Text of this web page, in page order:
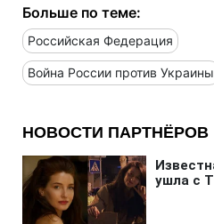
Больше по теме:
Российская Федерация
Война России против Украины